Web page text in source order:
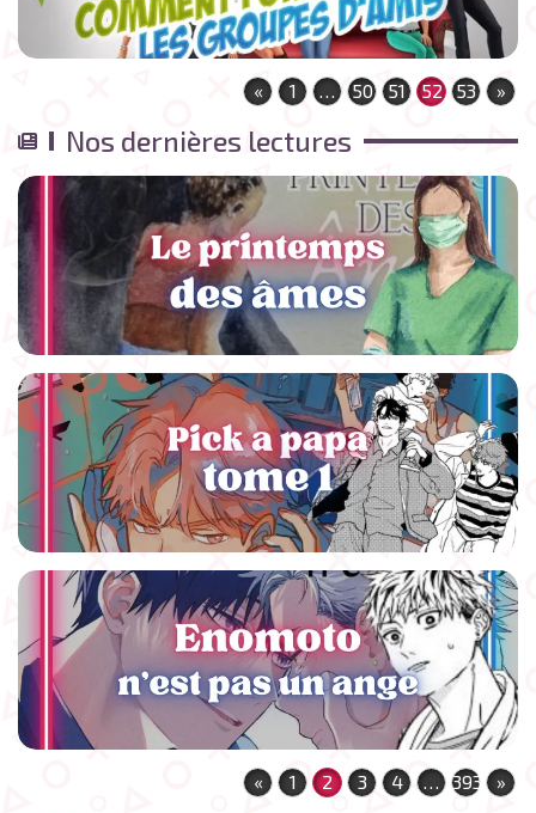
« 1 … 50 51 52 53 »
Nos dernières lectures
« 1 2 3 4 … 393 »